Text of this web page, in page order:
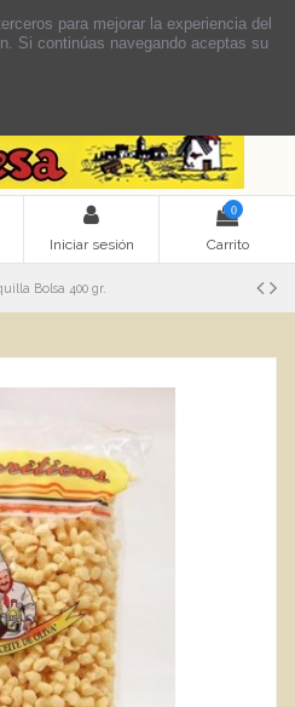
Iniciar sesión
0
Carrito
Bolsa 400 gr.
para mejorar la experiencia del
Si continúas navegando aceptas su